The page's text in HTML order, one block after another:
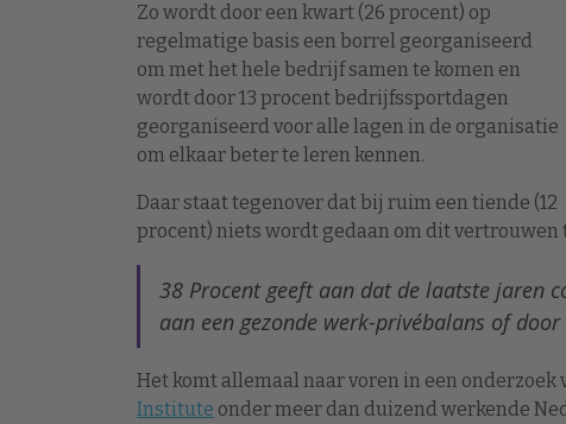
Zo wordt door een kwart (26 procent) op
regelmatige basis een borrel georganiseerd
om met het hele bedrijf samen te komen en
wordt door 13 procent bedrijfssportdagen
georganiseerd voor alle lagen in de organisatie
om elkaar beter te leren kennen.
Daar staat tegenover dat bij ruim een tiende (12
procent) niets wordt gedaan om dit vertrouwen
38 Procent geeft aan dat de laatste jaren
aan een gezonde werk-privébalans of
Het komt allemaal naar voren in een
Institute onder meer dan duizend werkende